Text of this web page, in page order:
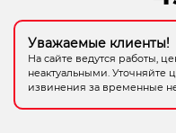
Электрохозтовары
Уважаемые клиенты!
На сайте ведутся работы,
неактуальными.
извинения за временные